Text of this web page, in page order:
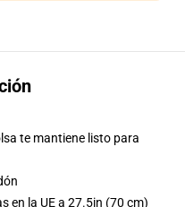
te mantiene listo para
en la UE a 27.5in (70 cm)